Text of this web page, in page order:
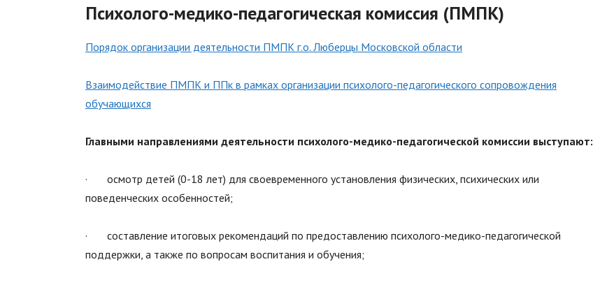
Психолого-медико-педагогическая комиссия (ПМПК)
Порядок организации деятельности ПМПК г.о. Люберцы Московской области
Взаимодействие ПМПК и ППк в рамках организации психолого-педагогического сопровождения
обучающихся
Главными направлениями деятельности психолого-медико-педагогической комиссии выступают:
· осмотр детей (0-18 лет) для своевременного установления физических, психических или
поведенческих особенностей;
· составление итоговых рекомендаций по предоставлению психолого-медико-педагогической
поддержки, а также по вопросам воспитания и обучения;